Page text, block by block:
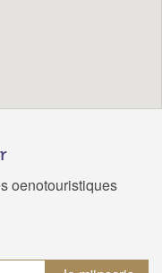
oenotouristiques